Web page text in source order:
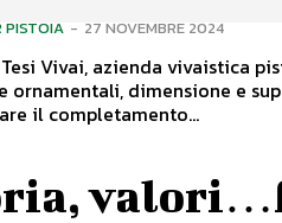
PISTOIA - 27 NOVEMBRE 2024
Vivai, azienda vivaistica
ornamentali, dimensione e
il completamento...